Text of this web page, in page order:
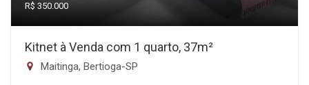
R$ 350.000
Kitnet à Venda com 1 quarto, 37m²
Maitinga, Bertioga-SP